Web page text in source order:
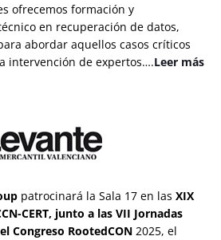
ofrecemos formación y
en recuperación de datos,
abordar aquellos casos críticos
intervención de expertos….Leer más
patrocinará la Sala 17 en las XIX
CERT, junto a las VII Jornadas
el Congreso RootedCON 2025, el